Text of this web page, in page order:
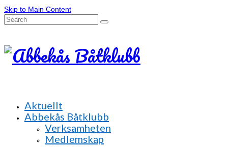
Skip to Main Content
Search
Aktuellt
Abbekås Båtklubb
Verksamheten
Medlemskap